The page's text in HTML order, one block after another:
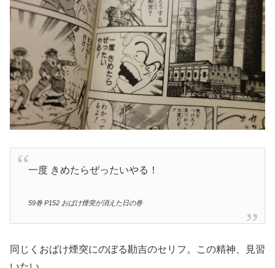
一度 きめたらぜったいやる！
59巻 P152 おばけ煙突が消えた日の巻
同じくおばけ煙突にのぼる勘吉のセリフ。この精神、見習